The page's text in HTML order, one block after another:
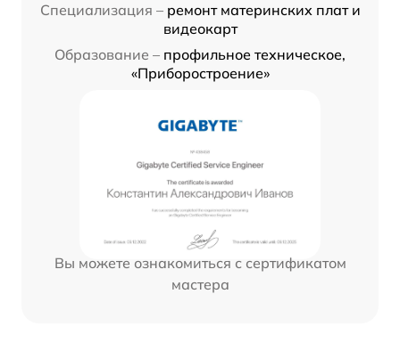
Специализация – ремонт материнских плат и
видеокарт
Образование – профильное техническое,
«Приборостроение»
Вы можете ознакомиться с сертификатом
мастера